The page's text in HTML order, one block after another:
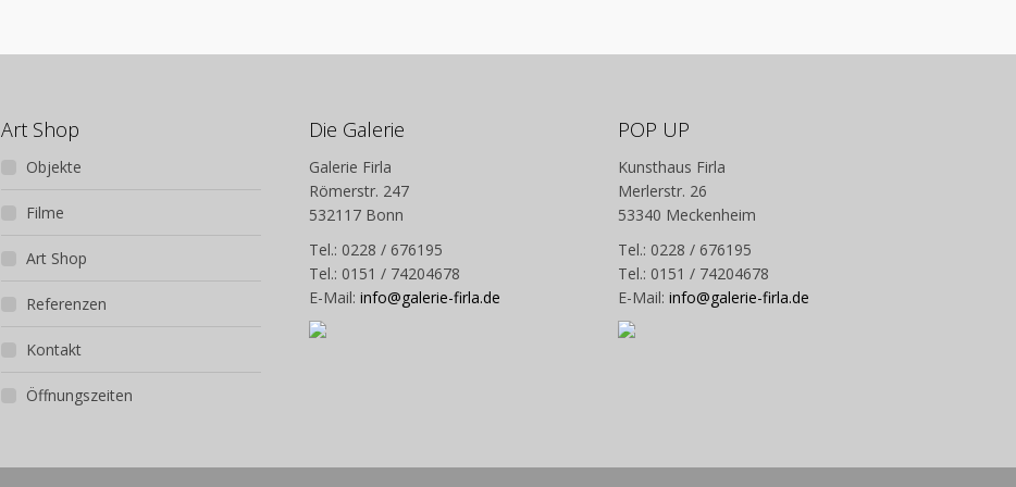
Art Shop
Objekte
Filme
Art Shop
Referenzen
Kontakt
Öffnungszeiten
Die Galerie
Galerie Firla
Römerstr. 247
532117 Bonn
Tel.: 0228 / 676195
Tel.: 0151 / 74204678
E-Mail: info@galerie-firla.de
POP UP
Kunsthaus Firla
Merlerstr. 26
53340 Meckenheim
Tel.: 0228 / 676195
Tel.: 0151 / 74204678
E-Mail: info@galerie-firla.de